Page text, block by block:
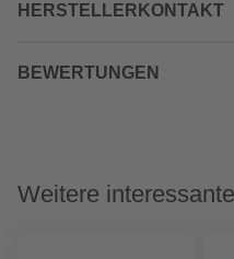
HERSTELLERKONTAKT
BEWERTUNGEN
Weitere